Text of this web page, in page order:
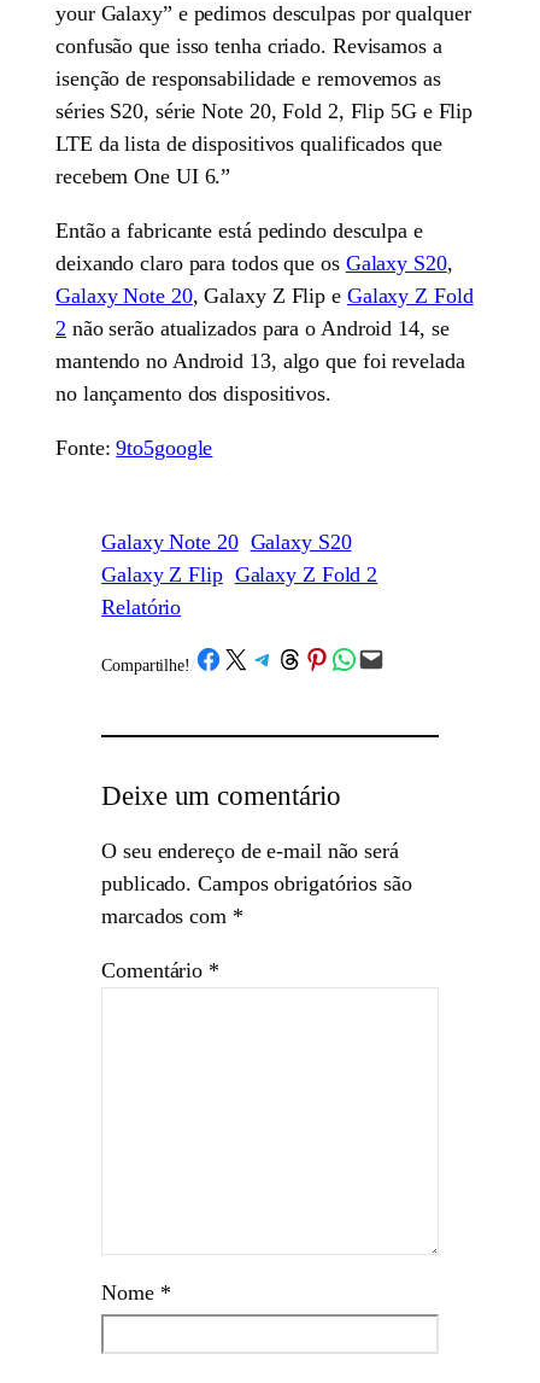
your Galaxy” e pedimos desculpas por qualquer
confusão que isso tenha criado. Revisamos a
isenção de responsabilidade e removemos as
séries S20, série Note 20, Fold 2, Flip 5G e Flip
LTE da lista de dispositivos qualificados que
recebem One UI 6.”
Então a fabricante está pedindo desculpa e
deixando claro para todos que os Galaxy S20,
Galaxy Note 20, Galaxy Z Flip e Galaxy Z Fold
2 não serão atualizados para o Android 14, se
mantendo no Android 13, algo que foi revelada
no lançamento dos dispositivos.
Fonte:9to5google
Galaxy Note 20 Galaxy S20
Galaxy Z Flip Galaxy Z Fold 2
Relatório
Compartilhe! /Share on Facebook
Share on X Share on Telegram
Share on Threads
Share on Pinterest
Share on WhatsApp
Email this Page
Deixe um comentário
O seu endereço de e-mail não será
publicado. Campos obrigatórios são
marcados com *
Comentário *
Nome *